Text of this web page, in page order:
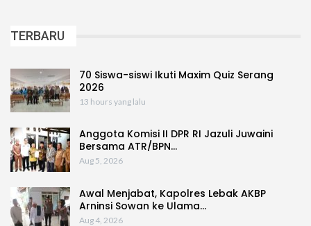
TERBARU
70 Siswa-siswi Ikuti Maxim Quiz Serang
2026
13 hours yang lalu
Anggota Komisi II DPR RI Jazuli Juwaini
Bersama ATR/BPN…
Aug 5, 2026
Awal Menjabat, Kapolres Lebak AKBP
Arninsi Sowan ke Ulama…
Aug 4, 2026